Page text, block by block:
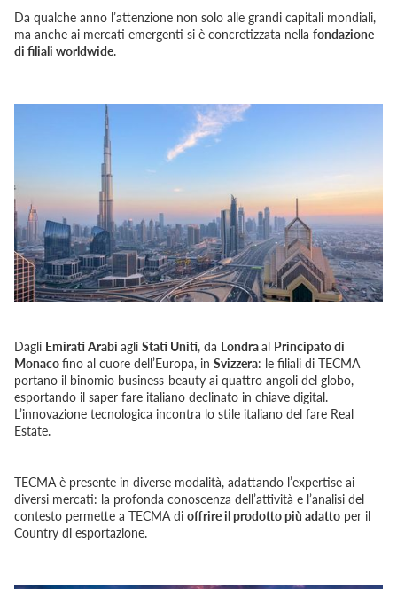
Da qualche anno l’attenzione non solo alle grandi capitali mondiali,
ma anche ai mercati emergenti si è concretizzata nella fondazione
di filiali worldwide.
Dagli Emirati Arabi agli Stati Uniti, da Londraal Principato di
Monacofino al cuore dell’Europa, in Svizzera: le filiali di TECMA
portano il binomio business-beauty ai quattro angoli del globo,
esportando il saper fare italiano declinato in chiave digital.
L’innovazione tecnologica incontra lo stile italiano del fare Real
Estate.
TECMA è presente in diverse modalità, adattando l’expertise ai
diversi mercati: la profonda conoscenza dell’attività e l’analisi del
contesto permette a TECMA di offrire il prodotto più adatto per il
Country di esportazione.